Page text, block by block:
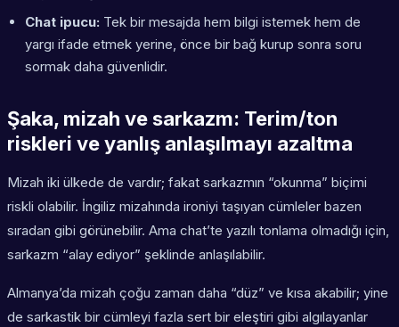
Chat ipucu: Tek bir mesajda hem bilgi istemek hem de
yargı ifade etmek yerine, önce bir bağ kurup sonra soru
sormak daha güvenlidir.
Şaka, mizah ve sarkazm: Terim/ton
riskleri ve yanlış anlaşılmayı azaltma
Mizah iki ülkede de vardır; fakat sarkazmın “okunma” biçimi
riskli olabilir. İngiliz mizahında ironiyi taşıyan cümleler bazen
sıradan gibi görünebilir. Ama chat’te yazılı tonlama olmadığı için,
sarkazm “alay ediyor” şeklinde anlaşılabilir.
Almanya’da mizah çoğu zaman daha “düz” ve kısa akabilir; yine
de sarkastik bir cümleyi fazla sert bir eleştiri gibi algılayanlar